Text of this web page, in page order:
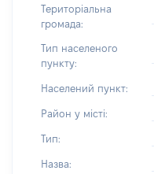
Територіальна
громада:
Тип населеного
пункту:
Населений пункт:
Район у місті:
Тип:
Назва: